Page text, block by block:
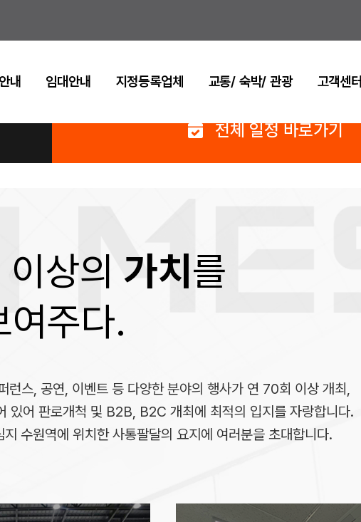
내 임대안내 지정등록업체 교통/ 숙박/ 관광 고객센터
전체 일정 바로가기
상의 가치 를
여주다.
런스, 공연, 이벤트 등 다양한 분야의 행사가 연 70회 이상 개최,
어 판로개척 및 B2B, B2C 개최에 최적의 입지를 자랑합니다.
수원역에 위치한 사통팔달의 요지에 여러분을 초대합니다.